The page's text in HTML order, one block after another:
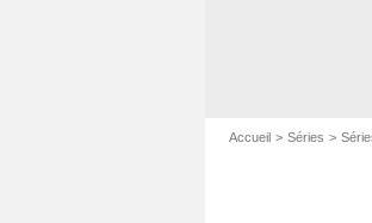
Accueil Séries